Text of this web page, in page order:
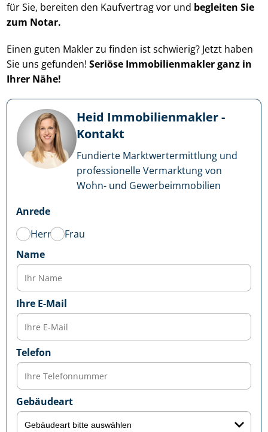
für Sie, bereiten den Kaufvertrag vor und begleiten Sie
zum Notar.
Einen guten Makler zu finden ist schwierig? Jetzt haben
Sie uns gefunden! Seriöse Im­mo­bi­li­en­mak­ler ganz in
Ihrer Nähe!
Heid Im­mo­bi­li­en­mak­ler -
Kontakt
Fundierte Markt­wert­ermitt­lung und
professionelle Vermarktung von
Wohn- und Ge­wer­be­im­mo­bi­li­en
Anrede
Herr
Frau
Name
Ihre E-Mail
Telefon
Gebäudeart